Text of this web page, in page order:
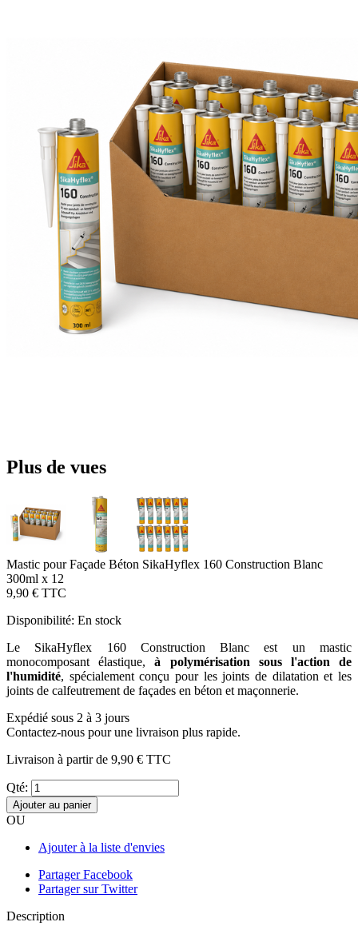
Plus de vues
Mastic pour Façade Béton SikaHyflex 160 Construction Blanc
300ml x 12
9,90 € TTC
Disponibilité: En stock
Le SikaHyflex 160 Construction Blanc est un mastic
monocomposant élastique,à polymérisation sous l'action de
l'humidité, spécialement conçu pour les joints de dilatation et les
joints de calfeutrement de façades en béton et maçonnerie.
Expédié sous 2 à 3 jours
Contactez-nous pour une livraison plus rapide.
Livraison à partir de 9,90 € TTC
Qté:
Ajouter au panier
OU
Ajouter à la liste d'envies
Partager Facebook
Partager sur Twitter
Description